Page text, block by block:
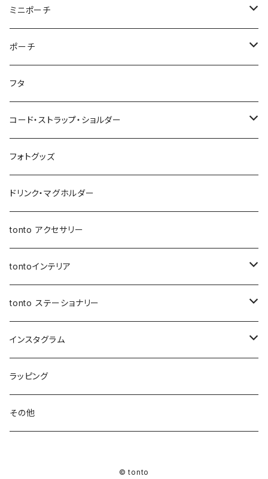
母子手帳ケース
ストローラーバッグ
バッグイン巾着
マルシェバッグ
ナップサック
レッスンバッグ
レザートート（縦型）
マザーズバッグ
オールインポーチ
ボトルホルダー
レザーケース
ティッシュケース
ステーショナリー
ペンケース
ブックカバー
ストラップ
ポケット付きおむつポーチ
おむつポーチ fit
ポケット付きおむつポーチ fit
ストローラーバッグ
ウェットティッシュケース
NEWウェットティッシュケース
３点セット
ポケットティッシュケース
NEWポケットティッシュケース
３点セット
母子手帳ケース
マザーズバッグ
保冷保温ポーチ
ファスナー付きショルダーバッグ
スマホショルダー
トートバッグ
トートバッグ
レザートートバッグ（横型）
ジップトント
Sサイズ
Mサイズ
マザーズバッグ
あずまバッグ
３way一升餅リュック
母子手帳ケース
バケツバッグ
スクエアバッグ
メッセンジャーバッグ
巾着バッグ
アジャスター巾着バッグ
バッグイン巾着
オケージョンバッグ
アジャスターオケージョンバッグ
マルシェバッグ
ショルダーバッグ
アジャスターショルダーバッグ
トートバッグ
ポーチ・小物ケース
スクエアバッグ
ジップトント
アジャスタージップトント
オケージョンバッグ
アジャスターオケージョンバッグ
バケツバッグ・巾着ショルダーバッグ
ミニポーチ
シカクポーチ
テトラポーチ
ポーチ
ポーチ
オールインポーチ
小物ケース
移動ポケット
保冷・保温 ポーチ
ボトルホルダー
フタ
コード・ストラップ・ショルダー
コード
レザーショルダー
ショートストラップ
ロングストラップ
レザーストラップ
ショルダーベルト
アジャスター付きショルダー
シャーリングストラップ
フォトグッズ
ドリンク・マグホルダー
tonto アクセサリー
tontoインテリア
クッションカバー
レザーケース
コースター
ティッシュケース
tonto ステーショナリー
ペンケース
ブックカバー
PC・タブレットケース
インスタグラム
先行販売
先行受付 | ガチャ券
ラッピング
その他
© tonto